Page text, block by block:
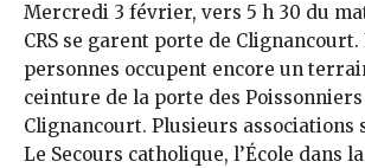
Mercredi 3 février, vers 5 h 30 du
CRS se garent porte de Clignancourt.
personnes occupent encore un
ceinture de la porte des
Clignancourt. Plusieurs associations
Le Secours catholique, l’École dans